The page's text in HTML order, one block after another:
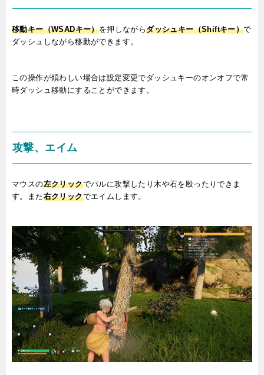
移動キー（WSADキー）を押しながらダッシュキー（Shiftキー）で
ダッシュしながら移動ができます。
この操作が煩わしい場合は設定変更でダッシュキーのオンオフで常
時ダッシュ移動にすることができます。
攻撃、エイム
マウスの左クリックでパルに攻撃したり木や石を殴ったりできま
す。また右クリックでエイムします。